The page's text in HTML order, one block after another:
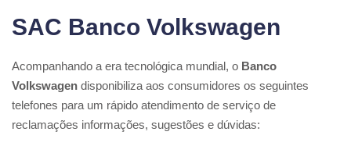
SAC Banco Volkswagen
Acompanhando a era tecnológica mundial, o Banco
Volkswagen disponibiliza aos consumidores os seguintes
telefones para um rápido atendimento de serviço de
reclamações informações, sugestões e dúvidas: